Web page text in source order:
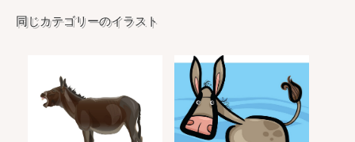
同じカテゴリーのイラスト